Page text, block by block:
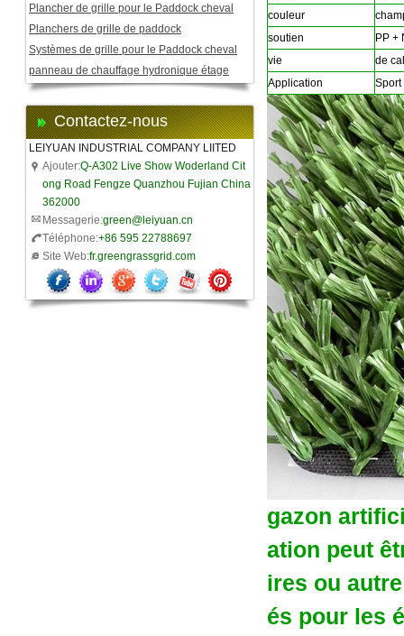
Plancher de grille pour le Paddock cheval
Planchers de grille de paddock
Systèmes de grille pour le Paddock cheval
panneau de chauffage hydronique étage
Contactez-nous
LEIYUAN INDUSTRIAL COMPANY LIITED
Ajouter:Q-A302 Live Show Woderland Cit
ong Road Fengze Quanzhou Fujian China
362000
Messagerie:green@leiyuan.cn
Téléphone:+86 595 22788697
Site Web:fr.greengrassgrid.com
couleur
soutien
PP +
vie
de
Application
Sport
gazon
ation peut
ires ou
és pour les